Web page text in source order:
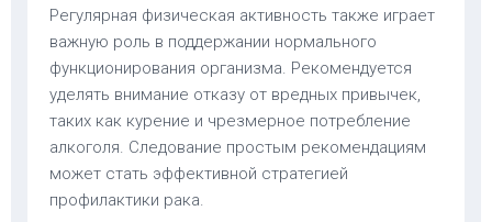
Регулярная физическая активность также играет
важную роль в поддержании нормального
функционирования организма. Рекомендуется
уделять внимание отказу от вредных привычек,
таких как курение и чрезмерное потребление
алкоголя. Следование простым рекомендациям
может стать эффективной стратегией
профилактики рака.